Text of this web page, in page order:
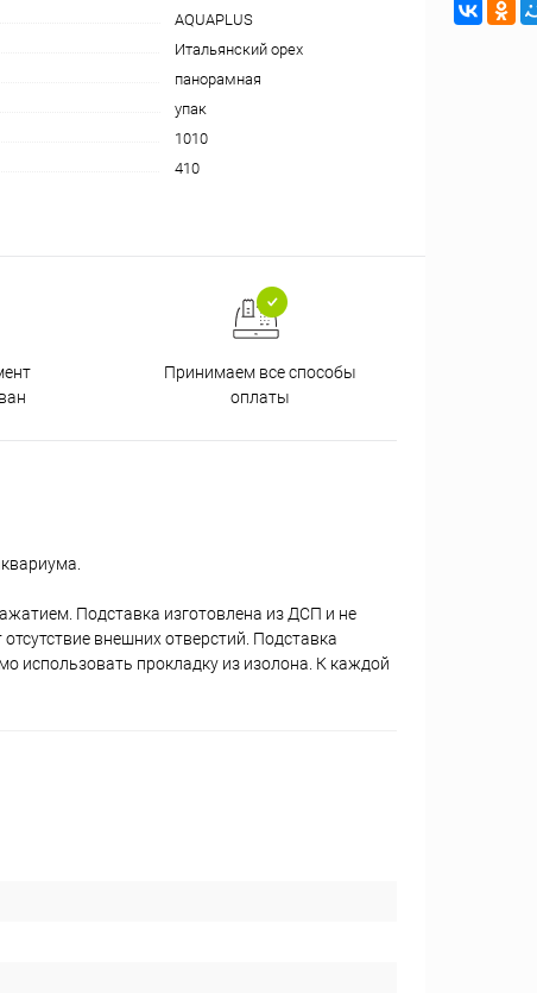
AQUAPLUS
Итальянский орех
панорамная
упак
1010
410
Принимаем все способы
оплаты
Подставка изготовлена из ДСП и не
внешних отверстий. Подставка
использовать прокладку из изолона. К каждой